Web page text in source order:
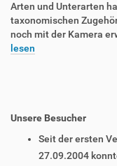
Arten und Unterarten
taxonomischen
noch mit der Kamera
lesen
Unsere Besucher
Seit der ersten
27.09.2004